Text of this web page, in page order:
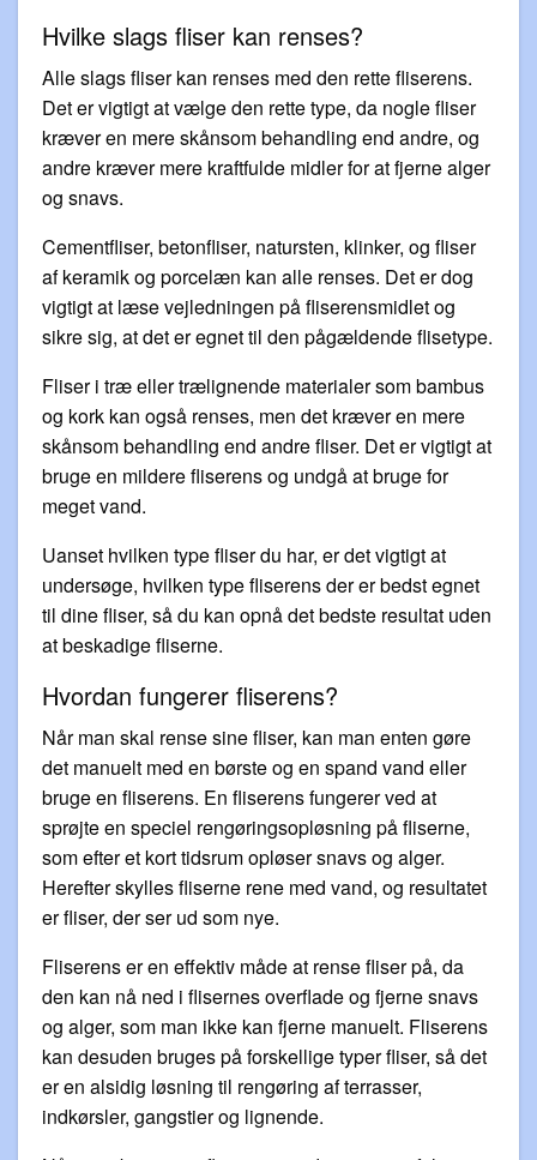
Hvilke slags fliser kan renses?
Alle slags fliser kan renses med den rette fliserens.
Det er vigtigt at vælge den rette type, da nogle fliser
kræver en mere skånsom behandling end andre, og
andre kræver mere kraftfulde midler for at fjerne alger
og snavs.
Cementfliser, betonfliser, natursten, klinker, og fliser
af keramik og porcelæn kan alle renses. Det er dog
vigtigt at læse vejledningen på fliserensmidlet og
sikre sig, at det er egnet til den pågældende flisetype.
Fliser i træ eller trælignende materialer som bambus
og kork kan også renses, men det kræver en mere
skånsom behandling end andre fliser. Det er vigtigt at
bruge en mildere fliserens og undgå at bruge for
meget vand.
Uanset hvilken type fliser du har, er det vigtigt at
undersøge, hvilken type fliserens der er bedst egnet
til dine fliser, så du kan opnå det bedste resultat uden
at beskadige fliserne.
Hvordan fungerer fliserens?
Når man skal rense sine fliser, kan man enten gøre
det manuelt med en børste og en spand vand eller
bruge en fliserens. En fliserens fungerer ved at
sprøjte en speciel rengøringsopløsning på fliserne,
som efter et kort tidsrum opløser snavs og alger.
Herefter skylles fliserne rene med vand, og resultatet
er fliser, der ser ud som nye.
Fliserens er en effektiv måde at rense fliser på, da
den kan nå ned i flisernes overflade og fjerne snavs
og alger, som man ikke kan fjerne manuelt. Fliserens
kan desuden bruges på forskellige typer fliser, så det
er en alsidig løsning til rengøring af terrasser,
indkørsler, gangstier og lignende.